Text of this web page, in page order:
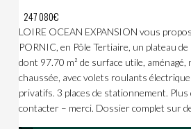
247 080€
LOIRE OCEAN EXPANSION vous
PORNIC, en Pôle Tertiaire, un plateau
dont 97.70 m² de surface utile,
chaussée, avec volets roulants
privatifs. 3 places de stationnement.
contacter – merci. Dossier complet sur